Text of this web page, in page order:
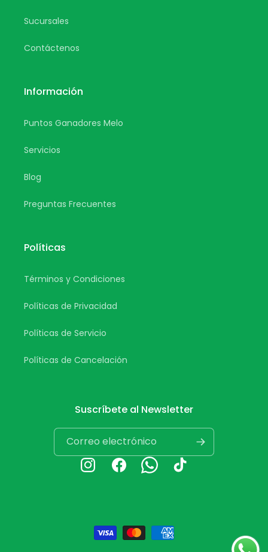
Sucursales
Contáctenos
Información
Puntos Ganadores Melo
Servicios
Blog
Preguntas Frecuentes
Políticas
Términos y Condiciones
Políticas de Privacidad
Políticas de Servicio
Políticas de Cancelación
Suscríbete al Newsletter
Correo electrónico
InstagramFacebookWhatsappTikTok
Formas
de